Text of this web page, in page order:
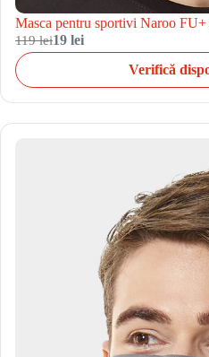
Masca pentru sportivi Naroo
119 lei19 lei
Verifică